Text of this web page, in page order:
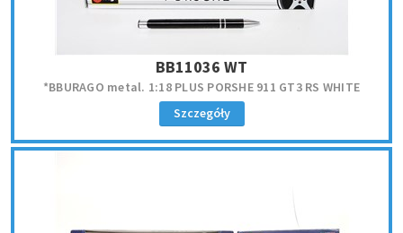
BB11036 WT
*BBURAGO metal. 1:18 PLUS PORSHE 911 GT3 RS WHITE
Szczegóły